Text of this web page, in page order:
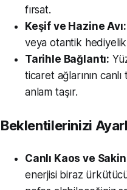
fırsat.
Keşif ve Hazine Avı:
veya otantik
Tarihle Bağlantı:
ticaret ağlarının
anlam taşır.
Beklentilerinizi
Canlı Kaos ve
enerjisi biraz